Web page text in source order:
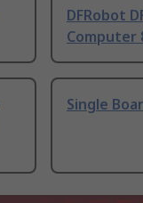
DFRobot
Computer
Single